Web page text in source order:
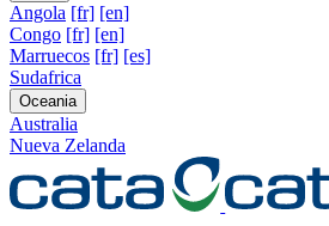
Angola [fr] [en]
Congo [fr] [en]
Marruecos [fr] [es]
Sudafrica
Oceania
Australia
Nueva Zelanda